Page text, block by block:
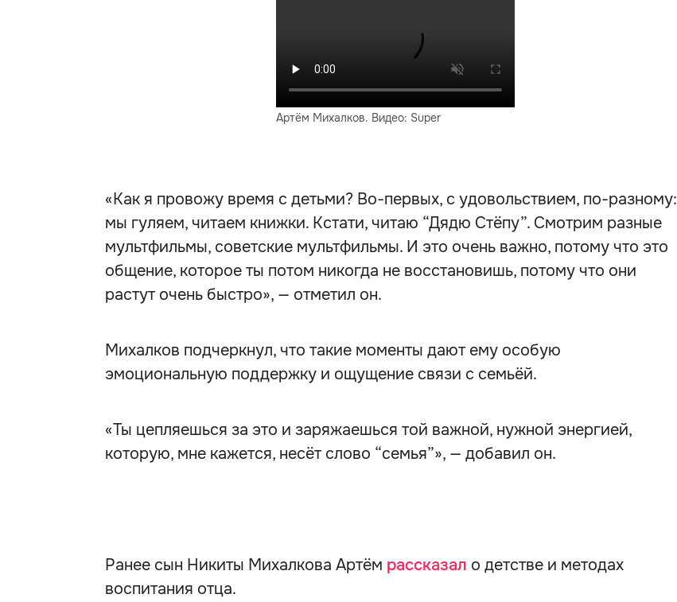
Артём Михалков. Видео: Super
«Как я провожу время с детьми? Во-первых, с удовольствием, по-разному:
мы гуляем, читаем книжки. Кстати, читаю “Дядю Стёпу”. Смотрим разные
мультфильмы, советские мультфильмы. И это очень важно, потому что это
общение, которое ты потом никогда не восстановишь, потому что они
растут очень быстро», — отметил он.
Михалков подчеркнул, что такие моменты дают ему особую
эмоциональную поддержку и ощущение связи с семьёй.
«Ты цепляешься за это и заряжаешься той важной, нужной энергией,
которую, мне кажется, несёт слово “семья”», — добавил он.
Ранее сын Никиты Михалкова Артём рассказал о детстве и методах
воспитания отца.